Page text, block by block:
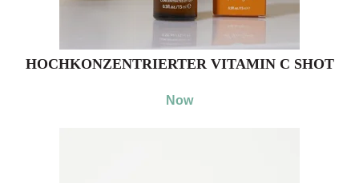
HOCHKONZENTRIERTER VITAMIN C SHOT
Now